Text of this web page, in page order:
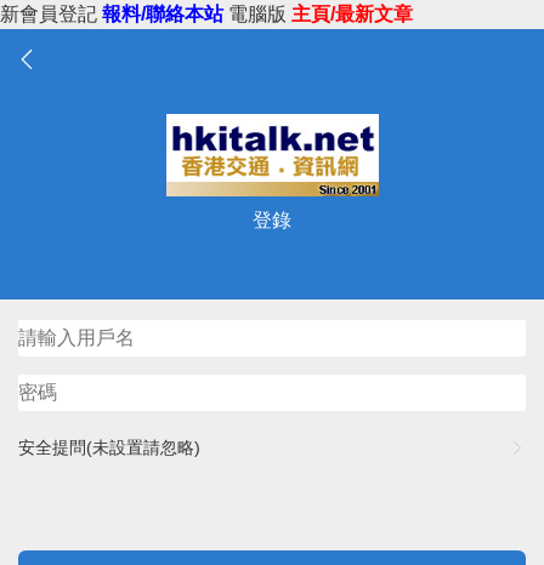
新會員登記 報料/聯絡本站 電腦版 主頁/最新文章
登錄
安全提問(未設置請忽略)